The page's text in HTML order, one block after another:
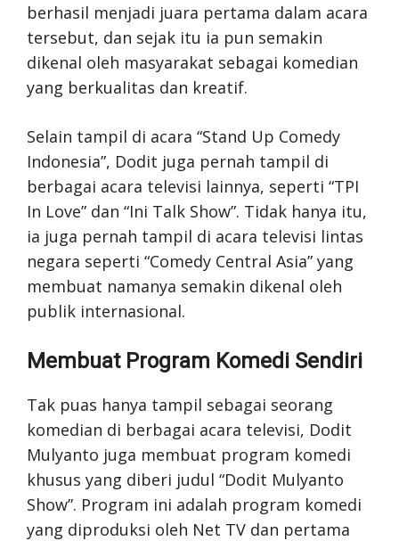
berhasil menjadi juara pertama dalam acara
tersebut, dan sejak itu ia pun semakin
dikenal oleh masyarakat sebagai komedian
yang berkualitas dan kreatif.
Selain tampil di acara “Stand Up Comedy
Indonesia”, Dodit juga pernah tampil di
berbagai acara televisi lainnya, seperti “TPI
In Love” dan “Ini Talk Show”. Tidak hanya itu,
ia juga pernah tampil di acara televisi lintas
negara seperti “Comedy Central Asia” yang
membuat namanya semakin dikenal oleh
publik internasional.
Membuat Program Komedi Sendiri
Tak puas hanya tampil sebagai seorang
komedian di berbagai acara televisi, Dodit
Mulyanto juga membuat program komedi
khusus yang diberi judul “Dodit Mulyanto
Show”. Program ini adalah program komedi
yang diproduksi oleh Net TV dan pertama